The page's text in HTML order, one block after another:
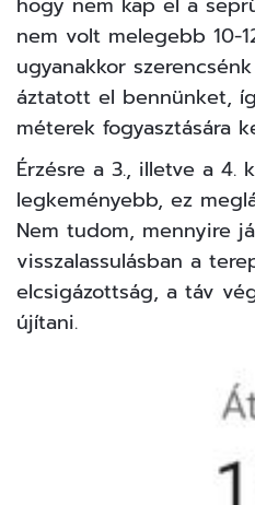
nem volt melegebb 10-
ugyanakkor
áztatott el bennünket,
méterek fogyasztására
Érzésre a 3., illetve a 4.
legkeményebb, ez
Nem tudom, mennyire
visszalassulásban a
elcsigázottság, a táv
újítani.